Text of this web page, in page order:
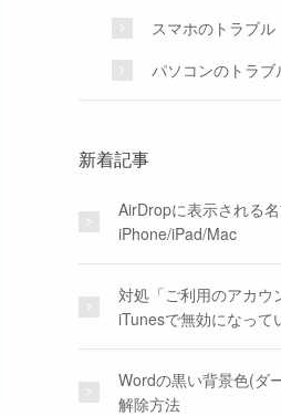
スマホのトラブル
パソコンのトラブ
新着記事
AirDropに表示される
iPhone/iPad/Mac
対処「ご利用のアカウ
iTunesで無効になって
Wordの黒い背景色(ダ
解除方法